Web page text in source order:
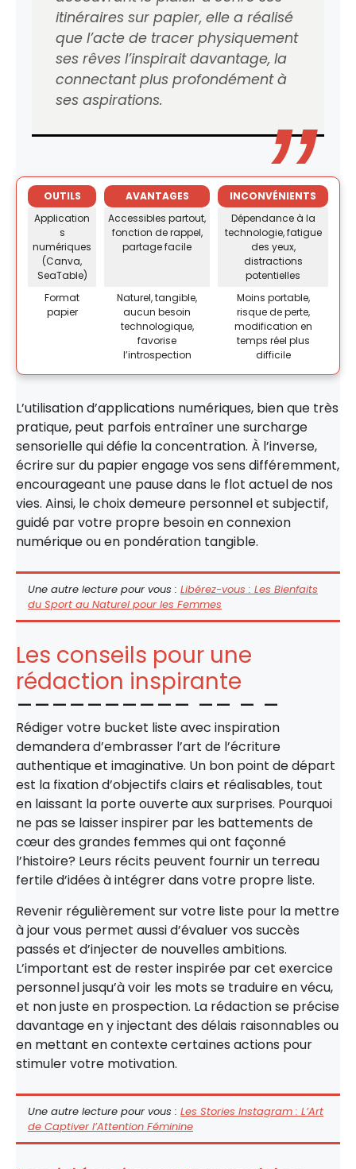
itinéraires sur papier, elle a réalisé
que l’acte de tracer physiquement
ses rêves l’inspirait davantage, la
connectant plus profondément à
ses aspirations.
OUTILS AVANTAGES
INCONVÉNIENTS
Application
s
numériques
(Canva,
SeaTable)
Accessibles partout,
fonction de rappel,
partage facile
Dépendance à la
technologie, fatigue
des yeux,
distractions
potentielles
Format
papier
Naturel, tangible,
aucun besoin
technologique,
favorise
l’introspection
Moins portable,
risque de perte,
modification en
temps réel plus
difficile
L’utilisation d’applications numériques, bien que très
pratique, peut parfois entraîner une surcharge
sensorielle qui défie la concentration. À l’inverse,
écrire sur du papier engage vos sens différemment,
encourageant une pause dans le flot actuel de nos
vies. Ainsi, le choix demeure personnel et subjectif,
guidé par votre propre besoin en connexion
numérique ou en pondération tangible.
Une autre lecture pour vous : Libérez-vous : Les Bienfaits
du Sport au Naturel pour les Femmes
Les conseils pour une
rédaction inspirante
Rédiger votre bucket liste avec inspiration
demandera d’embrasser l’art de l’écriture
authentique et imaginative. Un bon point de départ
est la fixation d’objectifs clairs et réalisables, tout
en laissant la porte ouverte aux surprises. Pourquoi
ne pas se laisser inspirer par les battements de
cœur des grandes femmes qui ont façonné
l’histoire? Leurs récits peuvent fournir un terreau
fertile d’idées à intégrer dans votre propre liste.
Revenir régulièrement sur votre liste pour la mettre
à jour vous permet aussi d’évaluer vos succès
passés et d’injecter de nouvelles ambitions.
L’important est de rester inspirée par cet exercice
personnel jusqu’à voir les mots se traduire en vécu,
et non juste en prospection. La rédaction se précise
davantage en y injectant des délais raisonnables ou
en mettant en contexte certaines actions pour
stimuler votre motivation.
Une autre lecture pour vous : Les Stories Instagram : L’Art
de Captiver l’Attention Féminine